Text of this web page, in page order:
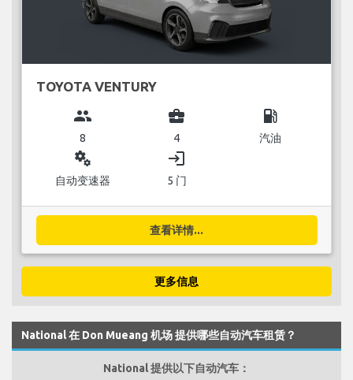
TOYOTA VENTURY
group
8
business_center
4
local_gas_station
汽油
miscellaneous_services
自动变速器
login
5 门
查看详情...
更多信息
National 在 Don Mueang 机场 提供哪些自动汽车租赁？
National 提供以下自动汽车：